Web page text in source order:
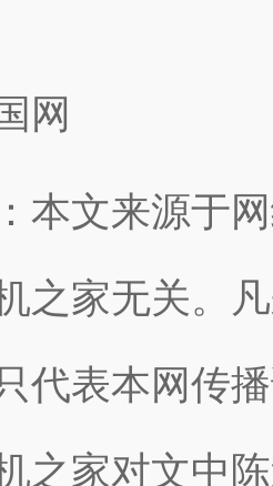
网
本文来源于
之家无关。
代表本网传
之家对文中